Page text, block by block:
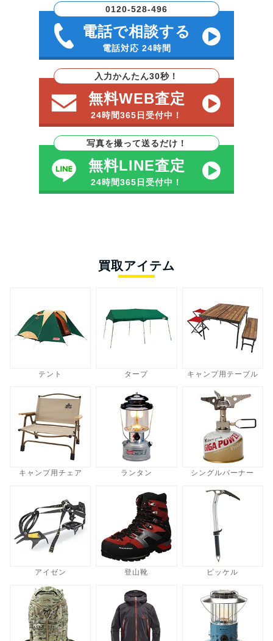
0120-528-496
電話で相談する
電話対応 24時間
入力かんたん30秒！
無料WEB査定
24時間365日受付中！
写真を撮って送るだけ！
無料LINE査定
24時間365日受付中！
買取アイテム
テント タープ キャンプ用テーブル
キャンプ用チェア ランタン シングルバーナー
アイゼン 登山靴 ピッケル